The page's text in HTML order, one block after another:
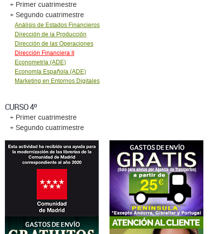
+ Primer cuatrimestre
+ Segundo cuatrimestre
Análisis de Estados Financieros
Dirección de la Producción
Dirección de las Operaciones
Dirección Financiera II
Econometría (ADE)
Economí­a Española (ADE)
Marketing en Entornos Digitales
CURSO 4º
+ Primer cuatrimestre
+ Segundo cuatrimestre